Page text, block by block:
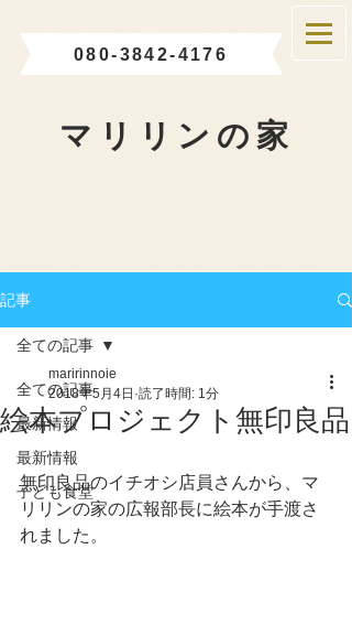
080-3842-4176
マリリンの家
記事
全ての記事
最新情報
最新情報
子ども食堂
全ての記事
絵本プロジェクト無印良品
maririnnoie
2018年5月4日 読了時間: 1分
無印良品のイチオシ店員さんから、マ
リリンの家の広報部長に絵本が手渡さ
れました。